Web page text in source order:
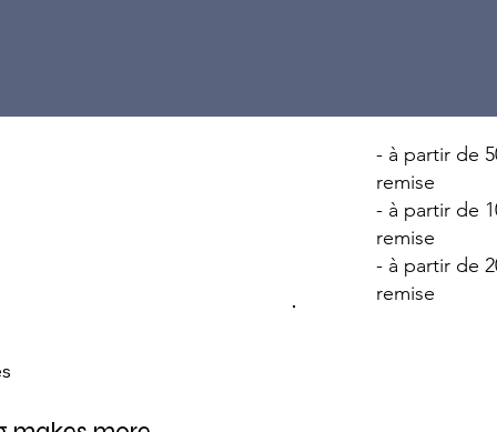
- à partir de
remise
- à partir de
remise
- à partir de
remise